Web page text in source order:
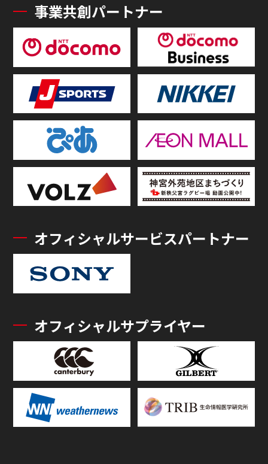
事業共創パートナー
オフィシャルサービスパートナー
オフィシャルサプライヤー